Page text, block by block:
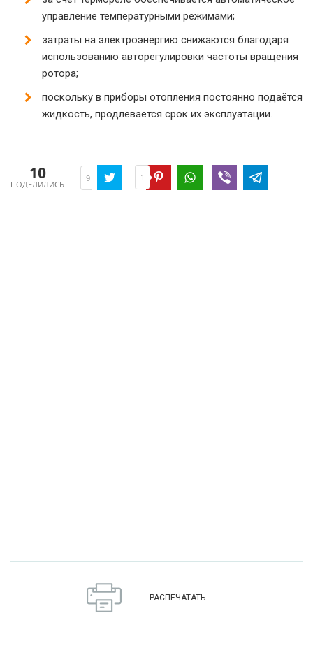
управление температурными режимами;
затраты на электроэнергию снижаются благодаря
использованию авторегулировки частоты вращения
ротора;
поскольку в приборы отопления постоянно подаётся
жидкость, продлевается срок их эксплуатации.
10
ПОДЕЛИЛИСЬ
9 1
РАСПЕЧАТАТЬ